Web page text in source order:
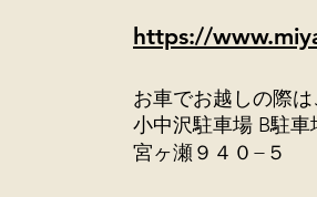
https://
お車でお越しの際
小中沢駐車場 B駐車
宮ヶ瀬９４０−５